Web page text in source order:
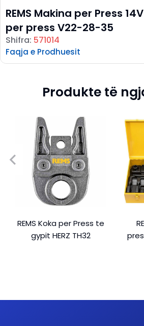
REMS Makina per Press
per press V22-28-35
Shifra: 571014
Faqja e Prodhuesit
Produkte të
REMS Koka per Press te
gypit HERZ TH32